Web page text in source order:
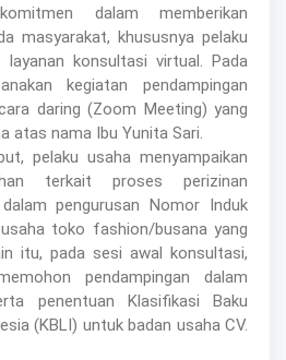
dalam memberikan
masyarakat, khususnya pelaku
layanan konsultasi virtual. Pada
kegiatan pendampingan
daring (Zoom Meeting) yang
atas nama Ibu Yunita Sari.
pelaku usaha menyampaikan
terkait proses perizinan
pengurusan Nomor Induk
toko fashion/busana yang
itu, pada sesi awal konsultasi,
pendampingan dalam
penentuan Klasifikasi Baku
(KBLI) untuk badan usaha CV.